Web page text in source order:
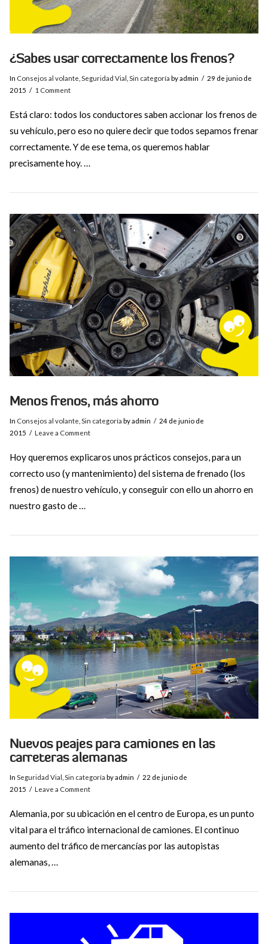
VIEW POST
¿Sabes usar correctamente los frenos?
In Consejos al volante Seguridad Vial Sin categoría by admin
29 de junio de
2015
1 Comment
Está claro: todos los conductores saben accionar los frenos de
su vehículo, pero eso no quiere decir que todos sepamos frenar
correctamente. Y de ese tema, os queremos hablar
precisamente hoy. …
VIEW POST
Menos frenos, más ahorro
In Consejos al volante Sin categoría by admin
24 de junio de
2015
Leave a Comment
Hoy queremos explicaros unos prácticos consejos, para un
correcto uso (y mantenimiento) del sistema de frenado (los
frenos) de nuestro vehículo, y conseguir con ello un ahorro en
nuestro gasto de …
Nuevos peajes para camiones en las
carreteras alemanas
In Seguridad Vial Sin categoría by admin
22 de junio de
2015
Leave a Comment
Alemania, por su ubicación en el centro de Europa, es un punto
vital para el tráfico internacional de camiones. El continuo
aumento del tráfico de mercancías por las autopistas
alemanas, …